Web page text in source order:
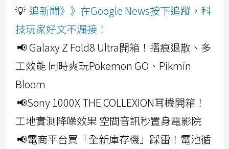
💡 追新聞》》在Google News按下追蹤，科
技玩家好文不漏接！
📢 Galaxy Z Fold8 Ultra開箱！摺痕退散、多
工效能 同時爽玩Pokemon GO、Pikmin
Bloom
📢Sony 1000X THE COLLEXION耳機開箱！
工地實測降噪效果 空間音訊秒置身電影院
📢電商平台買「全新庫存機」踩雷！電池循